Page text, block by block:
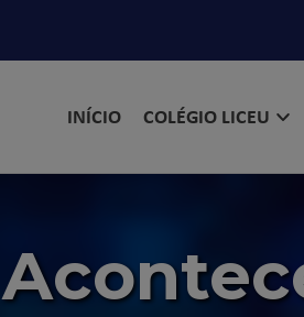
INÍCIO COLÉGIO LICEU